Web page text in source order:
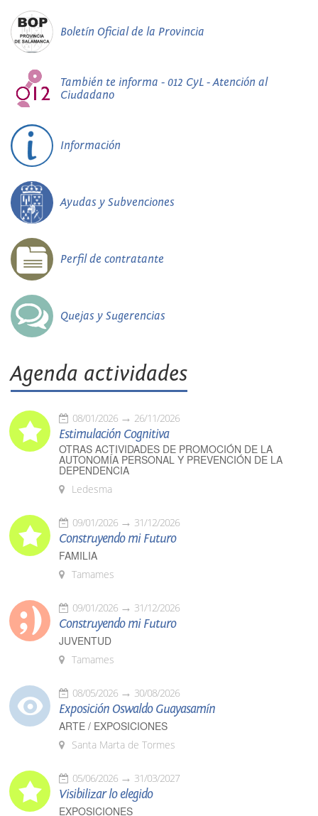
Boletín Oficial de la Provincia
También te informa - 012 CyL - Atención al
Ciudadano
Información
Ayudas y Subvenciones
Perfil de contratante
Quejas y Sugerencias
Agenda actividades
08/01/2026 26/11/2026
Estimulación Cognitiva
OTRAS ACTIVIDADES DE PROMOCIÓN DE LA
AUTONOMÍA PERSONAL Y PREVENCIÓN DE LA
DEPENDENCIA
Ledesma
09/01/2026 31/12/2026
Construyendo mi Futuro
FAMILIA
Tamames
09/01/2026 31/12/2026
Construyendo mi Futuro
JUVENTUD
Tamames
08/05/2026 30/08/2026
Exposición Oswaldo Guayasamín
ARTE / EXPOSICIONES
Santa Marta de Tormes
05/06/2026 31/03/2027
Visibilizar lo elegido
EXPOSICIONES